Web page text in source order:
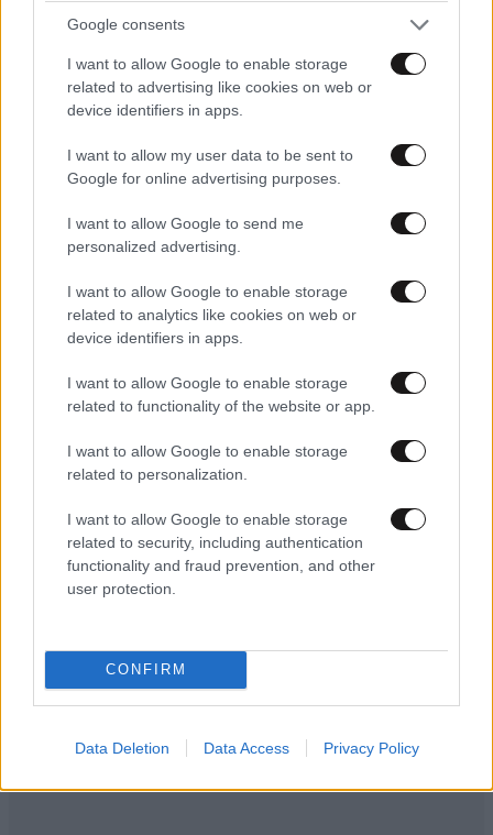
Google consents
I want to allow Google to enable storage
related to advertising like cookies on web or
device identifiers in apps.
I want to allow my user data to be sent to
Google for online advertising purposes.
I want to allow Google to send me
personalized advertising.
I want to allow Google to enable storage
related to analytics like cookies on web or
device identifiers in apps.
I want to allow Google to enable storage
related to functionality of the website or app.
I want to allow Google to enable storage
related to personalization.
I want to allow Google to enable storage
related to security, including authentication
functionality and fraud prevention, and other
user protection.
CONFIRM
Data Deletion Data Access Privacy Policy
Ξεσπά ο Χρήστος Δάντης: «Δεν περίμενα την
αχαριστία των ανθρώπων του χώρου»